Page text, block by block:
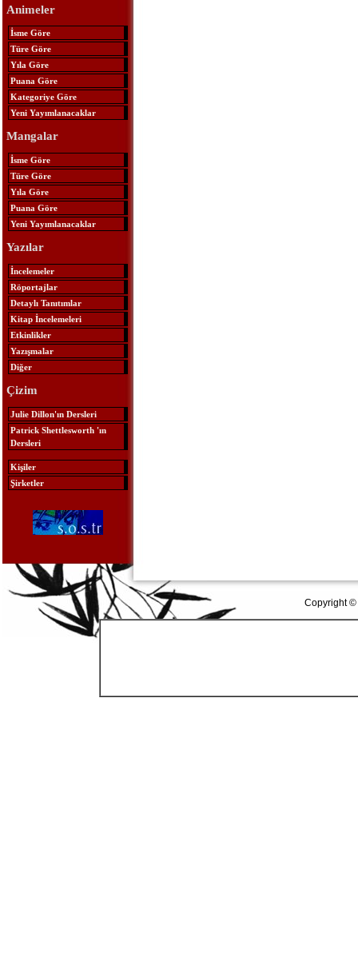
Animeler
İsme Göre
Türe Göre
Yıla Göre
Puana Göre
Kategoriye Göre
Yeni Yayımlanacaklar
Mangalar
İsme Göre
Türe Göre
Yıla Göre
Puana Göre
Yeni Yayımlanacaklar
Yazılar
İncelemeler
Röportajlar
Detaylı Tanıtımlar
Kitap İncelemeleri
Etkinlikler
Yazışmalar
Diğer
Çizim
Julie Dillon'ın Dersleri
Patrick Shettlesworth 'ın
Dersleri
Kişiler
Şirketler
Copyright ©